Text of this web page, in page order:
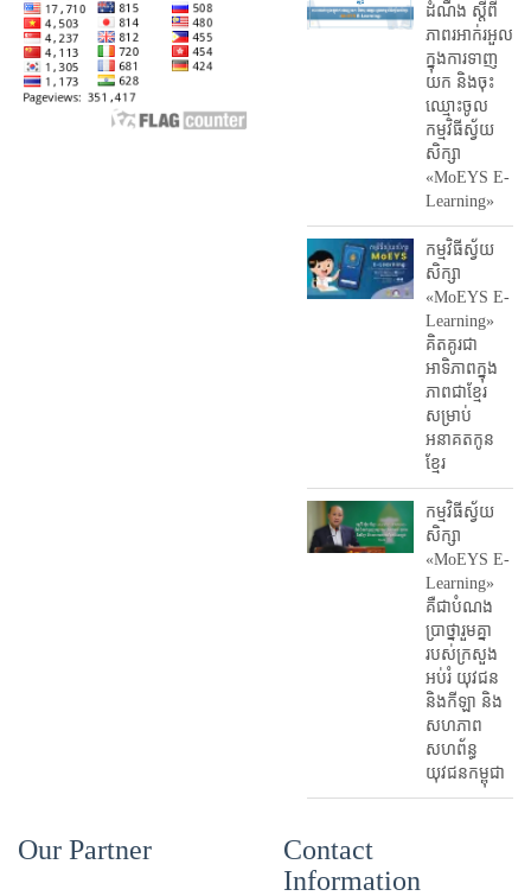
ដំណឹង ស្តី​ពី
ភាព​រអាក់រអួល​
ក្នុងការ​ទាញ​
យក និង​ចុះ​
ឈ្មោះ​ចូល​
កម្មវិធី​ស្វ័យ
សិក្សា
«MoEYS E-
Learning»
កម្មវិធីស្វ័យ
សិក្សា
«MoEYS E-
Learning»
គិតគូរជា
អាទិភាពក្នុង
ភាពជាខ្មែរ
សម្រាប់
អនាគតកូន
ខ្មែរ
កម្មវិធីស្វ័យ
សិក្សា
«MoEYS E-
Learning»
គឺជាបំណង
ប្រាថ្នារួមគ្នា
របស់ក្រសួង
អប់រំ​ យុវជន
និងកីឡា និង
សហភាព
សហព័ន្ធ
យុវជនកម្ពុជា
Our Partner
Contact
Information